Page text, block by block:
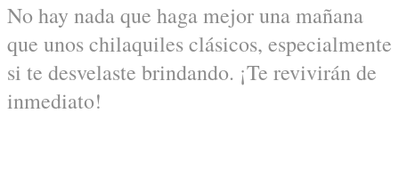
No hay nada que haga mejor una mañana
que unos chilaquiles clásicos, especialmente
si te desvelaste brindando. ¡Te revivirán de
inmediato!